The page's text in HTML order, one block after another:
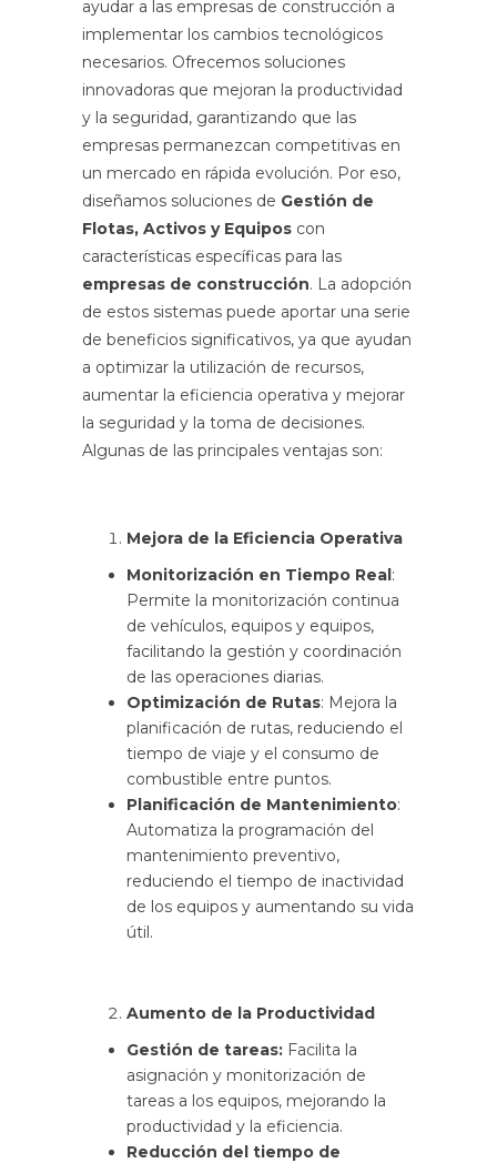
ayudar a las empresas de construcción a
implementar los cambios tecnológicos
necesarios. Ofrecemos soluciones
innovadoras que mejoran la productividad
y la seguridad, garantizando que las
empresas permanezcan competitivas en
un mercado en rápida evolución. Por eso,
diseñamos soluciones de Gestión de
Flotas, Activos y Equipos con
características específicas para las
empresas de construcción. La adopción
de estos sistemas puede aportar una serie
de beneficios significativos, ya que ayudan
a optimizar la utilización de recursos,
aumentar la eficiencia operativa y mejorar
la seguridad y la toma de decisiones.
Algunas de las principales ventajas son:
Mejora de la Eficiencia Operativa
Monitorización en Tiempo Real:
Permite la monitorización continua
de vehículos, equipos y equipos,
facilitando la gestión y coordinación
de las operaciones diarias.
Optimización de Rutas: Mejora la
planificación de rutas, reduciendo el
tiempo de viaje y el consumo de
combustible entre puntos.
Planificación de Mantenimiento:
Automatiza la programación del
mantenimiento preventivo,
reduciendo el tiempo de inactividad
de los equipos y aumentando su vida
útil.
Aumento de la Productividad
Gestión de tareas: Facilita la
asignación y monitorización de
tareas a los equipos, mejorando la
productividad y la eficiencia.
Reducción del tiempo de